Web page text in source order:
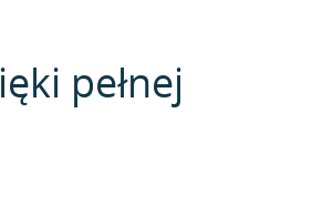
pełnej